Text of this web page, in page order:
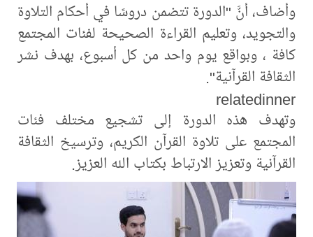
وأضاف، أنَّ "الدورة تتضمن دروسًا في أحكام التلاوة
والتجويد، وتعليم القراءة الصحيحة لفئات المجتمع
كافة ، وبواقع يوم واحد من كل أسبوع، بهدف نشر
الثقافة القرآنية".
relatedinner
وتهدف هذه الدورة إلى تشجيع مختلف فئات
المجتمع على تلاوة القرآن الكريم، وترسيخ الثقافة
القرآنية وتعزيز الارتباط بكتاب الله العزيز.